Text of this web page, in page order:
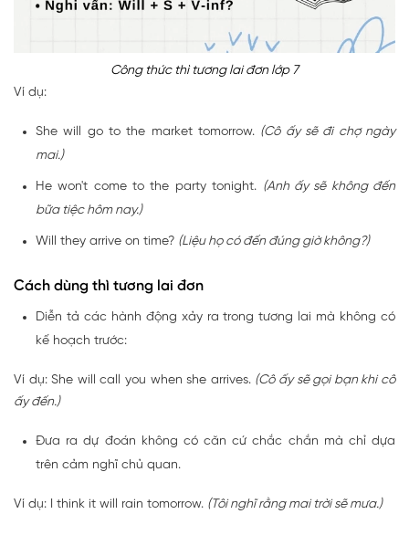
Công thức thì tương lai đơn lớp 7
Ví dụ:
She will go to the market tomorrow. (Cô ấy sẽ đi chợ ngày
mai.)
He won't come to the party tonight. (Anh ấy sẽ không đến
bữa tiệc hôm nay.)
Will they arrive on time? (Liệu họ có đến đúng giờ không?)
Cách dùng thì tương lai đơn
Diễn tả các hành động xảy ra trong tương lai mà không có
kế hoạch trước:
Ví dụ: She will call you when she arrives. (Cô ấy sẽ gọi bạn khi cô
ấy đến.)
Đưa ra dự đoán không có căn cứ chắc chắn mà chỉ dựa
trên cảm nghĩ chủ quan.
Ví dụ: I think it will rain tomorrow. (Tôi nghĩ rằng mai trời sẽ mưa.)